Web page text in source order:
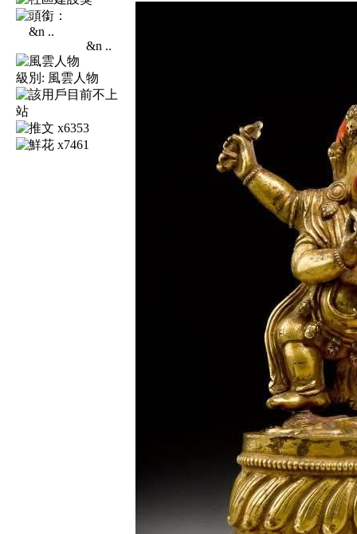
&n ..
級別: 風雲人物
x6353
x7461